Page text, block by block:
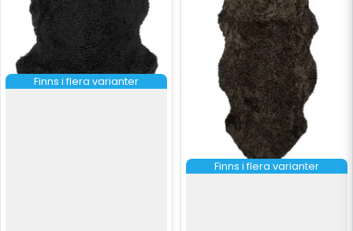
Finns i flera varianter
Finns i flera varianter